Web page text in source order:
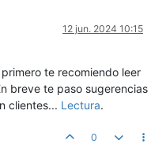
12 jun. 2024 10:15
te recomiendo leer
breve te paso sugerencias
clientes... Lectura.
0